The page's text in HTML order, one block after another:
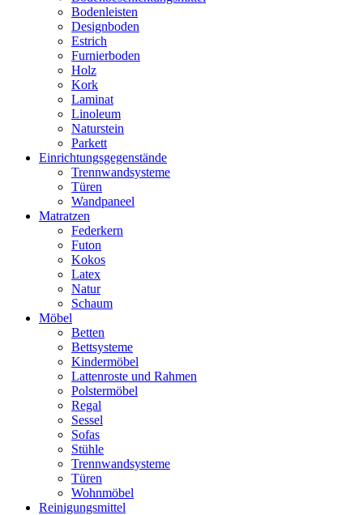
Bodenleisten
Designboden
Estrich
Furnierboden
Holz
Kork
Laminat
Linoleum
Naturstein
Parkett
Einrichtungsgegenstände
Trennwandsysteme
Türen
Wandpaneel
Matratzen
Federkern
Futon
Kokos
Latex
Natur
Schaum
Möbel
Betten
Bettsysteme
Kindermöbel
Lattenroste und Rahmen
Polstermöbel
Regal
Sessel
Sofas
Stühle
Trennwandsysteme
Türen
Wohnmöbel
Reinigungsmittel